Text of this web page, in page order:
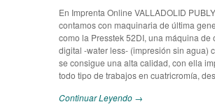
En Imprenta Online VALLADOLID
contamos con maquinaria de última
como la Presstek 52DI, una máquina de
digital -water less- (impresión sin agua)
se consigue una alta calidad, con ella
todo tipo de trabajos en cuatricromía,
Continuar Leyendo →